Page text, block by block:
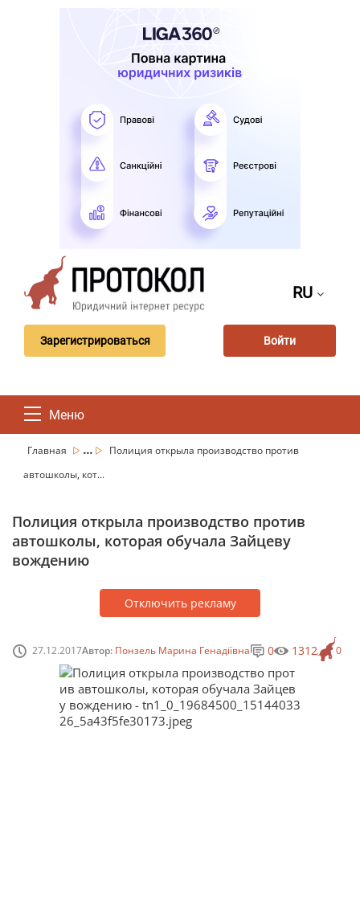
RU
Зарегистрироваться Войти
Меню
Главная ...
Полиция открыла производство против
автошколы, кот...
Полиция открыла производство против
автошколы, которая обучала Зайцеву
вождению
Отключить рекламу
27.12.2017Автор: Понзель Марина Генадіївна 0
0 1312